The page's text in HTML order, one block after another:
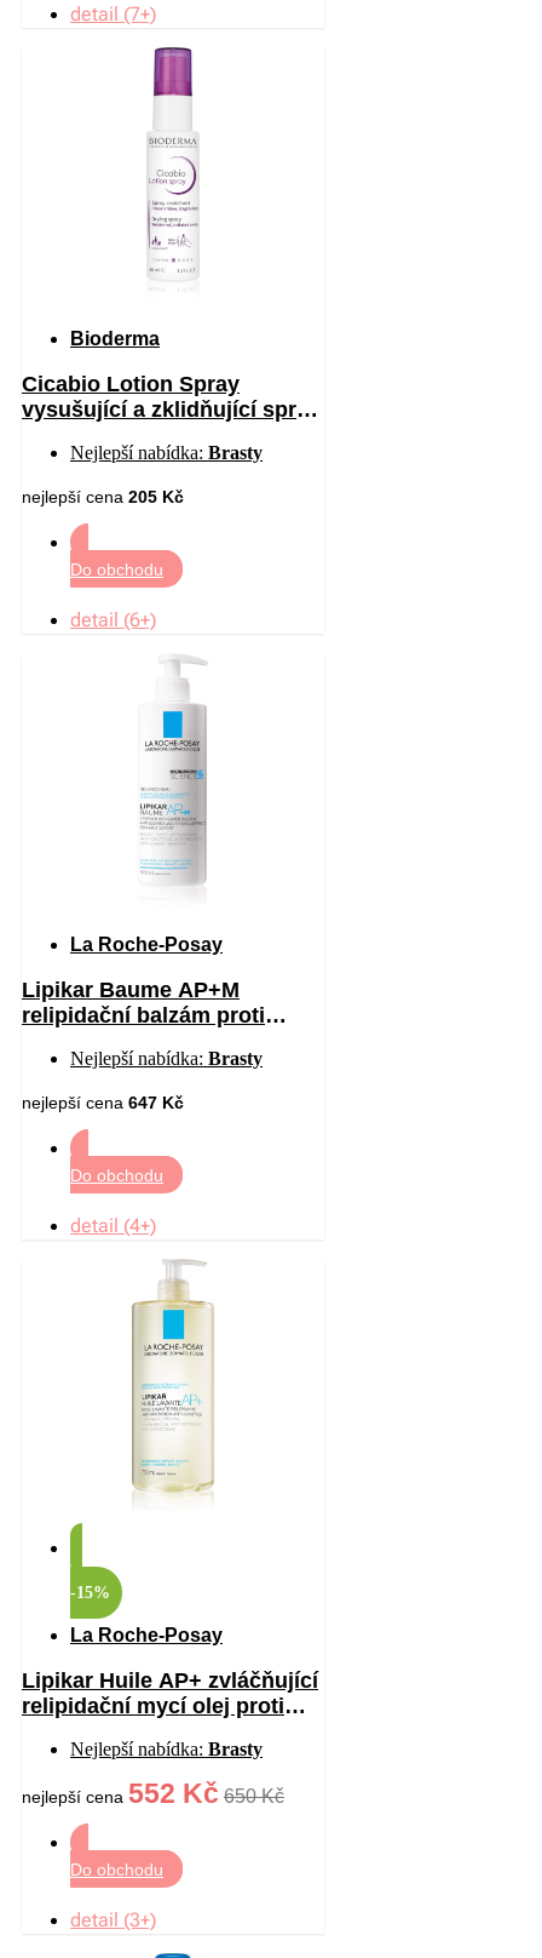
detail (7+)
Bioderma
Cicabio Lotion Spray
vysušující a zklidňující sprej
Nejlepší nabídka: Brasty
nejlepší cena 205 Kč
Do obchodu
detail (6+)
La Roche-Posay
Lipikar Baume AP+M
relipidační balzám proti
pokožky 400 ml
Nejlepší nabídka: Brasty
nejlepší cena 647 Kč
Do obchodu
detail (4+)
-15%
La Roche-Posay
Lipikar Huile AP+ zvláčňující
relipidační mycí olej proti
Nejlepší nabídka: Brasty
nejlepší cena 552 Kč 650 Kč
Do obchodu
detail (3+)